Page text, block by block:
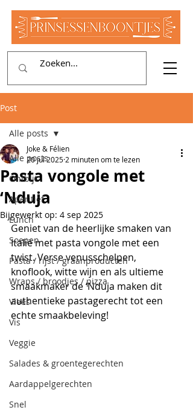
Post
Alle posts
Ontbijt
Aperitief
Lunch
Soepen
Pasta / rijst / graanproducten
Wraps / broodjes / pizza
Vlees
Vis
Veggie
Salades & groentegerechten
Aardappelgerechten
Snel
Alle posts
Pasta vongole met
‘Nduja
Joke & Félien
20 jul 2025 2 minuten om te lezen
Bijgewerkt op: 4 sep 2025
Geniet van de heerlijke smaken van
Italië met pasta vongole met een
twist. Verse venusschelpen,
knoflook, witte wijn en als ultieme
smaakmaker de ‘Nduja maken dit
authentieke pastagerecht tot een
echte smaakbeleving!